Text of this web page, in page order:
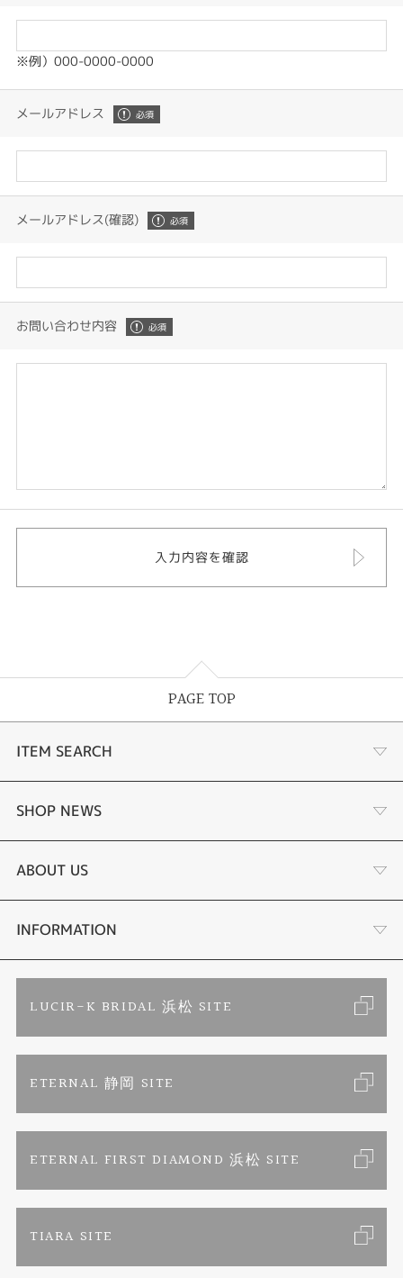
※例）000-0000-0000
メールアドレス
メールアドレス(確認)
お問い合わせ内容
PAGE TOP
ITEM SEARCH
あこや真珠
黒蝶真珠
時計
色石
ジュエリーリフォーム
婚約指輪
Savon de Bijoux
Savon de Bijoux化粧石鹸
SHOP NEWS
個性溢れる色石の魅力
YouTube ルシルケイチャンネル
ブライダルリングサイト
ブランドリスト
ペンを拾うお姉さん
ABOUT US
店舗情報・会社概要
お客様の声
INFORMATION
特定商取引に関する表記
LUCIR-K BRIDAL 浜松 SITE
ETERNAL 静岡 SITE
ETERNAL FIRST DIAMOND 浜松 SITE
TIARA SITE